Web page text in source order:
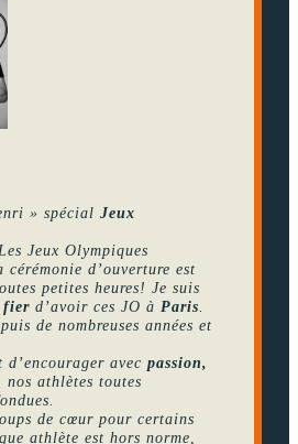
» spécialJeux
Jeux Olympiques
cérémonie d’ouverture est
petites heures! Je suis
fier d’avoir ces JO àParis.
de nombreuses années et
d’encourager avecpassion,
nos athlètes toutes
de cœur pour certains
athlète est hors norme,